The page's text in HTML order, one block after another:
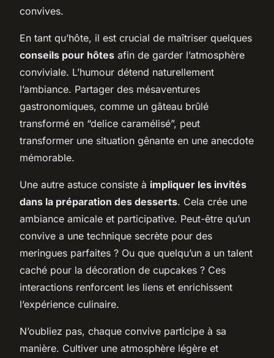
convives.
En tant qu’hôte, il est crucial de maîtriser quelques
conseils pour hôtes afin de garder l’atmosphère
conviviale. L’humour détend naturellement
l’ambiance. Partager des mésaventures
gastronomiques, comme un gâteau brûlé
transformé en “delice caramélisé”, peut
transformer une situation gênante en une anecdote
mémorable.
Une autre astuce consiste à impliquer les invités
dans la préparation des desserts. Cela crée une
ambiance amicale et participative. Peut-être qu’un
convive a une technique secrète pour des
meringues parfaites ? Ou que quelqu’un a un talent
caché pour la décoration de cupcakes ? Ces
interactions renforcent les liens et enrichissent
l’expérience culinaire.
N’oubliez pas, chaque convive participe à sa
manière. Cultiver une atmosphère légère et